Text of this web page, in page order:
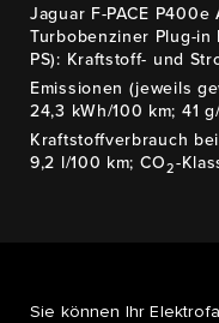
Jaguar F-PACE
Turbobenziner Plug-
PS): Kraftstoff- und
Emissionen (jeweils
24,3 kWh/100 km; 41
Kraftstoffverbrauch
9,2 l/100 km; CO2-
Sie können Ihr